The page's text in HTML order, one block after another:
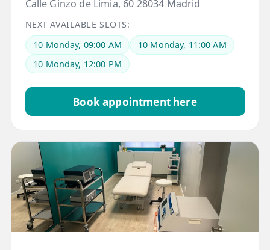
🏅 Fisioterapia Deportiva
🧠 Fisioterapia Neurológica
🧍 Fisioterapia Vestibular
🫁 Fisioterapia Respiratoria
👶 Fisioterapia Pediátrica
TRATAMIENTOS
✅ Punción Seca
✅ Ondas de Choque
✅ EPTE - EPI
Calle Ginzo de Limia, 60 28034 Madrid
NEXT AVAILABLE SLOTS:
10 Monday, 09:00 AM
10 Monday, 11:00 AM
10 Monday, 12:00 PM
Book appointment here